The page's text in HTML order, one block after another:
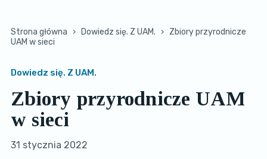
Strona główna › Dowiedz się. Z UAM. › Zbiory przyrodnicze
UAM w sieci
Dowiedz się. Z UAM.
Zbiory przyrodnicze UAM
w sieci
31 stycznia 2022